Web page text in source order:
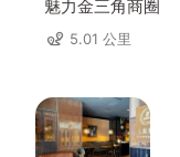
魅力金三角商圈
5.01 公里